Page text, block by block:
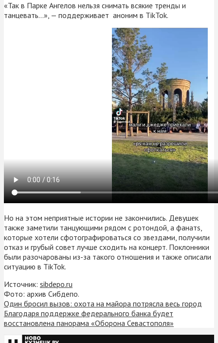
«Так в Парке Ангелов нельзя снимать всякие тренды и
танцевать…», — поддерживает аноним в TikTok.
Но на этом неприятные истории не закончились. Девушек
также заметили танцующими рядом с ротондой, а фанатs,
которые хотели сфотографироваться со звездами, получили
отказ и грубый совет лучше сходить на концерт. Поклонники
были разочарованы из-за такого отношения и также описали
ситуацию в TikTok.
Источник: sibdepo.ru
Фото: архив Сибдепо.
Один бросил вызов: охота на майора потрясла весь город
Благодаря поддержке федерального банка будет
восстановлена панорама «Оборона Севастополя»